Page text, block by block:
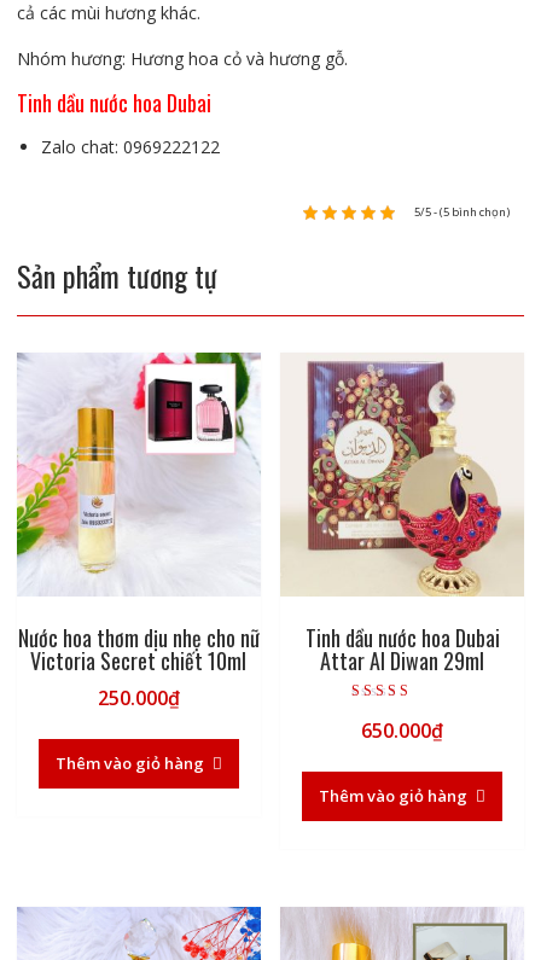
cả các mùi hương khác.
Nhóm hương: Hương hoa cỏ và hương gỗ.
Tinh dầu nước hoa Dubai
Zalo chat: 0969222122
5/5 - (5 bình chọn)
Sản phẩm tương tự
Nước hoa thơm dịu nhẹ cho nữ
Victoria Secret chiết 10ml
250.000₫
Thêm vào giỏ hàng
Tinh dầu nước hoa Dubai
Attar Al Diwan 29ml
5.00
5 sao
650.000₫
Thêm vào giỏ hàng